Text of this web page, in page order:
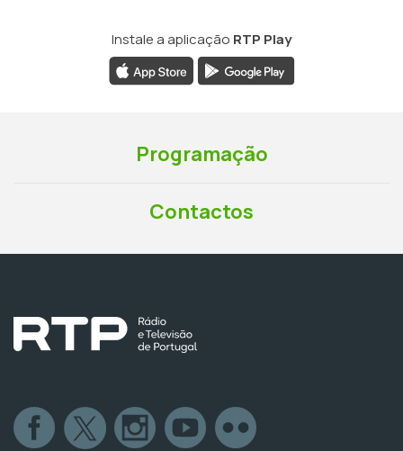
Instale a aplicação RTP Play
Programação
Contactos